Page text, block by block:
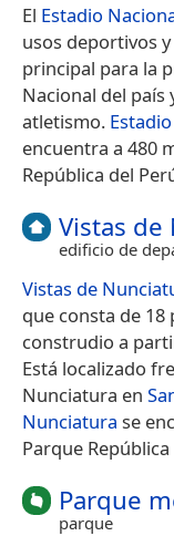
El Estadio
usos deportivos
principal para la
Nacional del país
atletismo.
encuentra a 480
República del
Vistas de
edificio de
Vistas de
que consta de 18
construdio a
Está localizado
Nunciatura en
Nunciatura se
Parque
Parque
parque